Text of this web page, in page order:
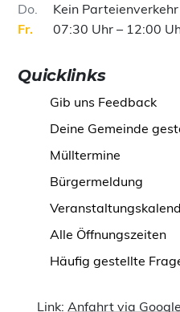
Do
Kein Parteienverkehr
Fr
07:30 Uhr – 12:00
Quicklinks
Gib uns Feedback
Deine Gemeinde
Mülltermine
Bürgermeldung
Alle Öffnungszeiten
Häufig gestellte
Link:Anfahrt via